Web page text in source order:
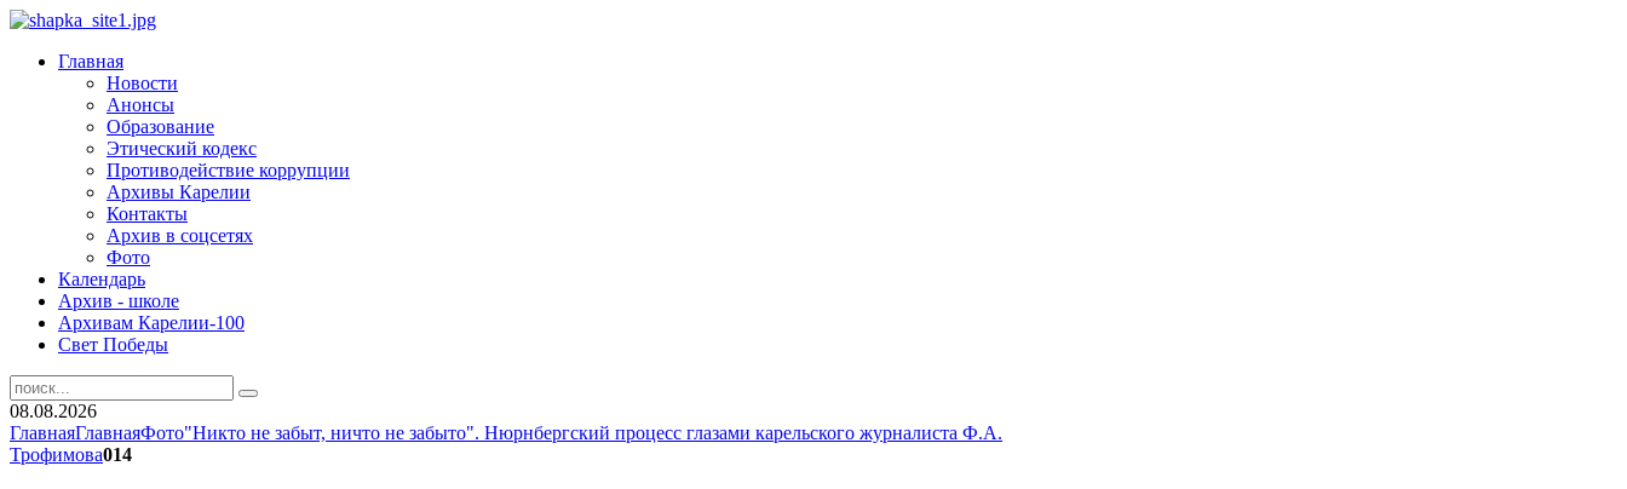
Главная
Новости
Анонсы
Образование
Этический кодекс
Противодействие коррупции
Архивы Карелии
Контакты
Архив в соцсетях
Фото
Календарь
Архив - школе
Архивам Карелии-100
Свет Победы
08.08.2026
ГлавнаяГлавнаяФото"Никто не забыт, ничто не забыто". Нюрнбергский процесс глазами карельского журналиста Ф.А.
Трофимова014